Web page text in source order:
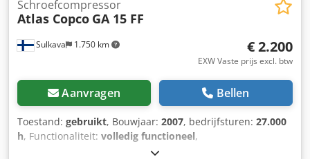
Sulkava 1.750 km
Schroefcompressor
Atlas Copco GA 15 FF
€ 2.200
EXW Vaste prijs excl. btw
Aanvragen Bellen
Toestand: gebruikt, Bouwjaar: 2007, bedrijfsturen: 27.000
h, Functionaliteit: volledig functioneel,
API454025